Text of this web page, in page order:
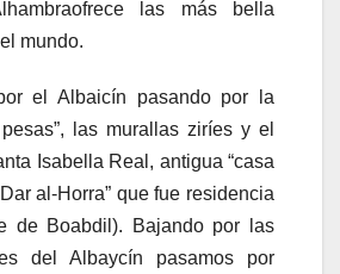
las más bella
mundo.
el Albaicín pasando por la
las murallas ziríes y el
Isabella Real, antigua “casa
al-Horra” que fue residencia
de Boabdil). Bajando por las
del Albaycín pasamos por